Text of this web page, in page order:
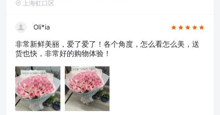
上海虹口区
Oli*ia
非常新鲜美丽，爱了爱了！各个角度，怎么看怎么美，送
货也快，非常好的购物体验！